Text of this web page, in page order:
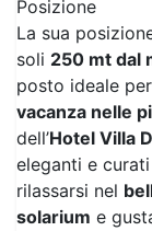
Posizione
La sua
soli 250 mt dal
posto ideale
vacanza nelle
dell’Hotel Villa
eleganti e
rilassarsi nel
solarium e